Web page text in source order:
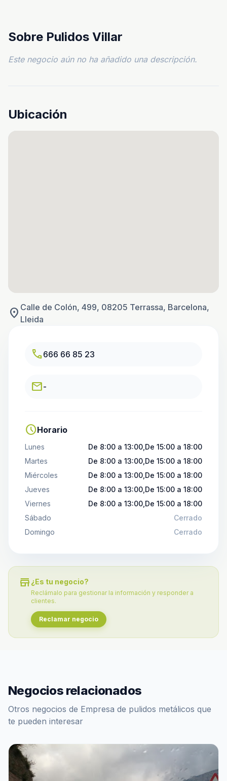
Sobre Pulidos Villar
Este negocio aún no ha añadido una descripción.
Ubicación
location_on Calle de Colón, 499, 08205 Terrassa, Barcelona,
Lleida
call666 66 85 23
email-
scheduleHorario
Lunes
De 8:00 a 13:00,De 15:00 a 18:00
Martes
De 8:00 a 13:00,De 15:00 a 18:00
Miércoles
De 8:00 a 13:00,De 15:00 a 18:00
Jueves
De 8:00 a 13:00,De 15:00 a 18:00
Viernes
De 8:00 a 13:00,De 15:00 a 18:00
Sábado
Cerrado
Domingo
Cerrado
store ¿Es tu negocio?
Reclámalo para gestionar la información y responder a
clientes.
Reclamar negocio
Negocios relacionados
Otros negocios de Empresa de pulidos metálicos que
te pueden interesar